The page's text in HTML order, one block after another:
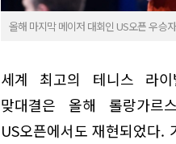
올해 마지막 메이저 대회인 US오픈 우승
세계 최고의 테니스 라이
맞대결은 올해 롤랑가르
US오픈에서도 재현되었다.